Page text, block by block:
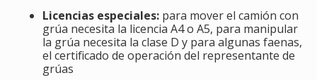
Licencias especiales: para mover el camión con
grúa necesita la licencia A4 o A5, para manipular
la grúa necesita la clase D y para algunas faenas,
el certificado de operación del representante de
grúas